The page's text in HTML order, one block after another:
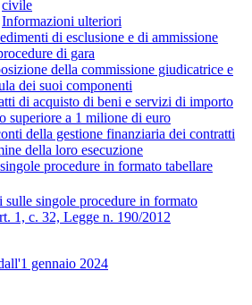
civile
Informazioni ulteriori
di esclusione e di ammissione
di gara
della commissione giudicatrice e
dei suoi componenti
di acquisto di beni e servizi di importo
superiore a 1 milione di euro
della gestione finanziaria dei contratti
della loro esecuzione
procedure in formato tabellare
sulle singole procedure in formato
1, c. 32, Legge n. 190/2012
gennaio 2024